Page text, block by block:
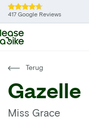
417 Google Reviews
Terug
Gazelle
Miss Grace